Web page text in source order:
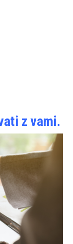
z vami.